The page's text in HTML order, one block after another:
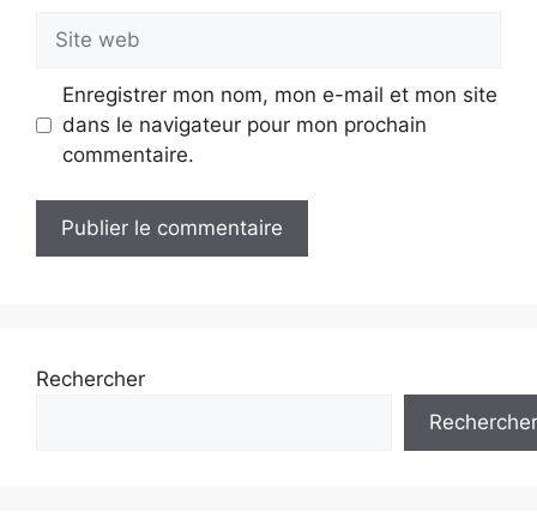
web
Enregistrer mon nom, mon e-mail et mon site
dans le navigateur pour mon prochain
commentaire.
Rechercher
Rechercher